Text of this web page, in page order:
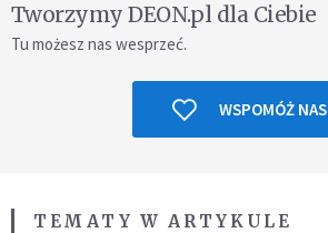
Tworzymy DEON.pl dla Ciebie
Tu możesz nas wesprzeć.
WSPOMÓŻ NAS
TEMATY W ARTYKULE